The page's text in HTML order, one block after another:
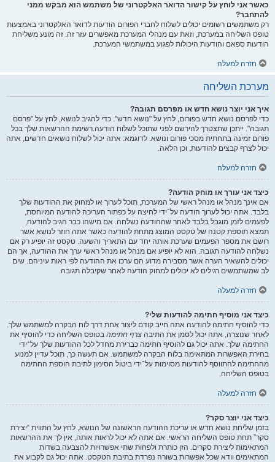
כאשר אני לוחץ על קישור הדואר האלקטרוני של משתמש הוא מבקש ממני
להתחבר?
רק משתמשים רשומים יכולים לשלוח לחברי הפורום הודעות לדואר האלקטרוני באמצעות
טופס השליחה במערכת, וזאת עם מנהלי המערכת מאפשרים עזר זה. זה מונע משליחת
הודעות ספאם והודעות היכולות לפגוע במשתמשי המערכת.
חזרה למעלה
מערכת השליחה
איך אני יוצר נושא חדש או מפרסם תגובה?
כדי לפרסם נושא חדש בפורום, לחץ על "נושא חדש". כדי להגיב לנושא, לחץ על "פרסם
תגובה". ייתכן שתצטרך להירשם לפני שתוכל לשלוח הודעה.רשימת ההרשאות שלך בכל
פורום זמינה בתחתית מסכי פורום ונושא. לדוגמא: אתה יכול לשלוח נושאים חדשים, אתה
יכול לצרף קבצים להודעות, וכן הלאה.
חזרה למעלה
כיצד אני עורך או מוחק הודעה?
אם אינך מנהל או מנהל ראשי של המערכת, תוכל לערוך או למחוק את ההודעות שלך
בלבד. אתה יכול לערוך הודעה על־ידי לחיצה על כפתור העריכה להודעה המיוחסת,
לפעמים לזמן מוגבל בלבד לאחר שההודעה נשלחה. אם מישהו כבר הגיב להודעה,
תמצא תוספת קטנה של טקסט המוצג מתחת להודעה כאשר אתה חוזר לנושא אשר
רושם את מספר הפעמים שערכת אותה יחד עם התאריך והשעה. טקסט זה יופיע רק אם
נשלחה להודעה תגובה. הוא לא יופיע אם מנהל או מנהל ראשי ערך את ההודעה, אך הם
יכולים להשאיר הערה אשר מסבירה מדוע הם ערכו את ההודעה לפי ראות עיניהם. שים
לב שמשתמשים רגילים לא יכולים למחוק הודעה לאחר שקיבלה תגובה.
חזרה למעלה
כיצד אני מוסיף חתימה להודעות שלי?
כדי להוסיף חתימה להודעה אתה חייב קודם ליצור אחת דרך לוח הבקרה למשתמש שלך.
לאחר שנוצרה, אתה יכול לסמן את התיבה צרף חתימה בטופס השליחה כדי להוסיף את
החתימה שלך. אתה יכול גם להוסיף חתימה כברירת מחדל לכל ההודעות שלך על־ידי
בחירת האפשרות המתאימה בלוח הבקרה למשתמש. אם תעשה כך, תוכל עדיין למנוע
מהחתימה להתווסף להודעות מסוימות על־ידי ביטול הסימון לתיבת הוספת החתימה
בטופס השליחה.
חזרה למעלה
כיצד אני יוצר סקר?
בזמן שליחת נושא חדש או עריכת ההודעה הראשונה של הנושא, לחץ על התווית “יצירת
סקר” תחת טופס השליחה הראשי. אם אתה לא יכול לראות אותה, אין לך את ההרשאות
המתאימות ליצירת סקרים. הזן כותרת ולפחות שתי אפשרויות להצבעה בשדות
המתאימים וודא שכל אפשרות בשורה נפרדת בתיבת הטקסט. אתה יכול גם לקבוע את